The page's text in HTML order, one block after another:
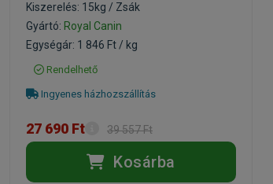
Kiszerelés: 15kg / Zsák
Gyártó: Royal Canin
Egységár: 1 846 Ft / kg
Rendelhető
Ingyenes házhozszállítás
27 690 Ft 39 557 Ft
Kosárba